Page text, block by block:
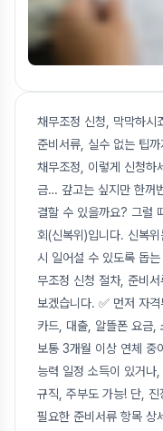
채무조정 신청, 막막하시
준비서류, 실수 없는 팁
채무조정, 이렇게 신청하
금… 갚고는 싶지만 한꺼
결할 수 있을까요? 그럴
회(신복위)입니다. 신복
시 일어설 수 있도록 돕
무조정 신청 절차, 준비
보겠습니다. ✅ 먼저 자
카드, 대출, 알뜰폰 요금,
보통 3개월 이상 연체 중
능력 일정 소득이 있거
규직, 주부도 가능! 단,
필요한 준비서류 항목 상